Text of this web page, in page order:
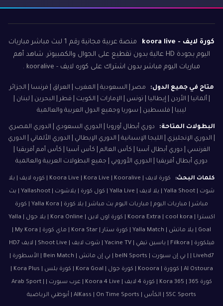
كورة لايف - koora live
منصة عربية مجانية رقم 1 لبث مباشر مباريات
اليوم بجودة HD عالية بدون تقطيع على الجوال والكمبيوتر. شاهد أهم
مباريات اليوم مباشر بدون اشتراك على كوره لايف - kooralive .
متاح في جميع الدول:
مصر | السعودية | المغرب | العراق | فرنسا | الجزائر
| ألمانيا | الأردن | إيطاليا | تونس | الإمارات | الكويت | قطر | البحرين | لبنان |
ليبيا | فلسطين | سوريا وجميع الدول العربية والعالمية
البطولات المتاحة:
دوري أبطال أوروبا | الدوري السعودي | الدوري المصري
| الدوري الإنجليزي | الليجا الإسبانية | الدوري الإيطالي | الدوري الألماني | الدوري
الفرنسي | دوري أبطال آسيا | كأس العالم | كأس آسيا | كأس أمم أفريقيا |
دوري أبطال أفريقيا | الدوري الأوروبي | جميع البطولات العربية والعالمية
كلمات البحث:
كورة لايف | Koora Live | Kora Live | Kooralive | كوره لايف | يلا
شوت | Yalla Shoot | يلا لايف | Yalla Live | كول كورة | يلاشوت | Yallashoot | بث
مباشر | مباريات اليوم | مباريات اليوم بث مباشر | يلا كورة | Yalla Kora | كورة
اكسترا | Koora Extra | cool kora | كورة اون لاين | Kora Online | يلا جول | Yalla
فيلكورة | Filkora | ياسين تيفي | Yacine TV | شوت لايف | Shoot Live | لايف HD7
| Livehd7 | بي إن سبورت | beIN Sports | بي إن ماتش | Bein Match | الأسطورة |
كورة 365 | Kora 365 | كورة 4 لايف | Koora 4 Live | عرب سبورت | Arab Sport |
SSC Sports | الكأس | AlKass | On Time Sports | أبوظبي الرياضية